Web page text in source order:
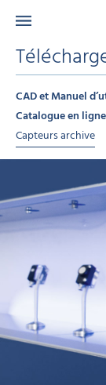
CAD et Manuel
Catalogue en ligne
Capteurs archive